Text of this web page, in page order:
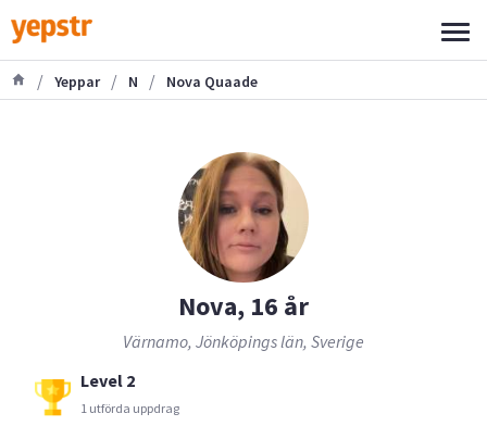
/ Yeppar / N / Nova Quaade
Nova, 16 år
Värnamo, Jönköpings län, Sverige
Level 2
1 utförda uppdrag